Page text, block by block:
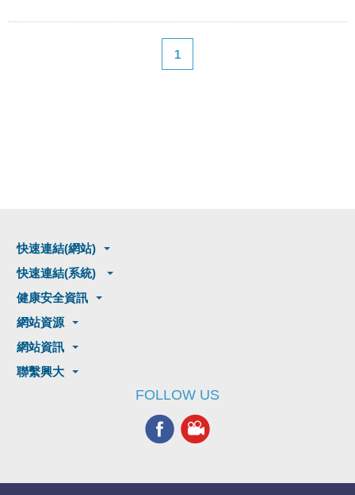
1
快速連結(網站)
快速連結(系統)
健康安全資訊
網站資源
網站資訊
聯繫興大
FOLLOW US